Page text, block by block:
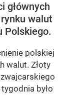
głównych
walut
Polskiego.
polskiej
walut. Złoty
było